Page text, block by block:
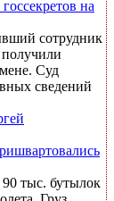
на
сотрудник
Суд
сведений
90 тыс. бутылок